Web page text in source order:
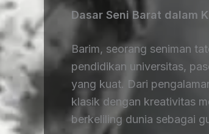
Dasar Seni Barat dalam
Barim, seorang seniman
pendidikan universitas,
yang kuat. Dari
klasik dengan kreativitas
berkeliling dunia sebagai